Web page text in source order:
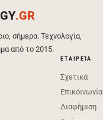
.GR
σήμερα. Τεχνολογία,
από το 2015.
ΕΤΑΙΡΕΊΑ
Σχετικά
Επικοινωνία
Διαφήμιση